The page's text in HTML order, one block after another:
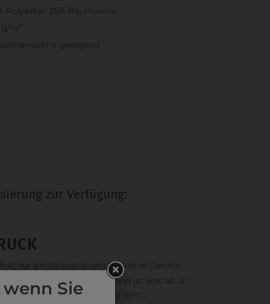
Polyester 35% Baumwolle
g/m²
geeignet
zur Verfügung:
für große Logos und für kleine Details,
kostet jede Farbe extra und ist erst ab 12
möglich. Waschbar bis zu 60°C.
Sie